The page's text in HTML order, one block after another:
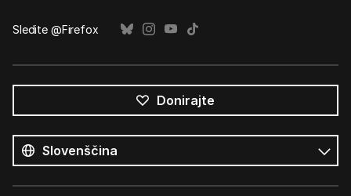
Sledite @Firefox
Donirajte
jeziki
Jezik